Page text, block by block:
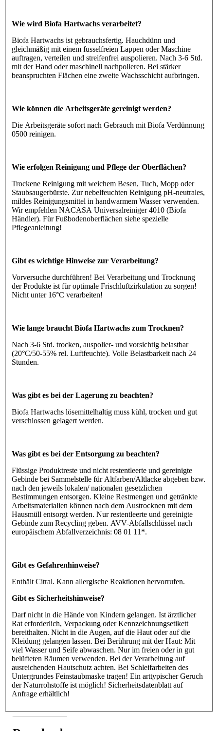
Wie wird Biofa Hartwachs verarbeitet?
Biofa Hartwachs ist gebrauchsfertig. Hauchdünn und
gleichmäßig mit einem fusselfreien Lappen oder Maschine
auftragen, verteilen und streifenfrei auspolieren. Nach 3-6 Std.
mit der Hand oder maschinell nachpolieren. Bei stärker
beanspruchten Flächen eine zweite Wachsschicht aufbringen.
Wie können die Arbeitsgeräte gereinigt werden?
Die Arbeitsgeräte sofort nach Gebrauch mit Biofa Verdünnung
0500 reinigen.
Wie erfolgen Reinigung und Pflege der Oberflächen?
Trockene Reinigung mit weichem Besen, Tuch, Mopp oder
Staubsaugerbürste. Zur nebelfeuchten Reinigung pH-neutrales,
mildes Reinigungsmittel in handwarmem Wasser verwenden.
Wir empfehlen NACASA Universalreiniger 4010 (Biofa
Händler). Für Fußbodenoberflächen siehe spezielle
Pflegeanleitung!
Gibt es wichtige Hinweise zur Verarbeitung?
Vorversuche durchführen! Bei Verarbeitung und Trocknung
der Produkte ist für optimale Frischluftzirkulation zu sorgen!
Nicht unter 16°C verarbeiten!
Wie lange braucht Biofa Hartwachs zum Trocknen?
Nach 3-6 Std. trocken, auspolier- und vorsichtig belastbar
(20°C/50-55% rel. Luftfeuchte). Volle Belastbarkeit nach 24
Stunden.
Was gibt es bei der Lagerung zu beachten?
Biofa Hartwachs lösemittelhaltig muss kühl, trocken und gut
verschlossen gelagert werden.
Was gibt es bei der Entsorgung zu beachten?
Flüssige Produktreste und nicht restentleerte und gereinigte
Gebinde bei Sammelstelle für Altfarben/Altlacke abgeben bzw.
nach den jeweils lokalen/ nationalen gesetzlichen
Bestimmungen entsorgen. Kleine Restmengen und getränkte
Arbeitsmaterialien können nach dem Austrocknen mit dem
Hausmüll entsorgt werden. Nur restentleerte und gereinigte
Gebinde zum Recycling geben. AVV-Abfallschlüssel nach
europäischem Abfallverzeichnis: 08 01 11*.
Gibt es Gefahrenhinweise?
Enthält Citral. Kann allergische Reaktionen hervorrufen.
Gibt es Sicherheitshinweise?
Darf nicht in die Hände von Kindern gelangen. Ist ärztlicher
Rat erforderlich, Verpackung oder Kennzeichnungsetikett
bereithalten. Nicht in die Augen, auf die Haut oder auf die
Kleidung gelangen lassen. Bei Berührung mit der Haut: Mit
viel Wasser und Seife abwaschen. Nur im freien oder in gut
belüfteten Räumen verwenden. Bei der Verarbeitung auf
ausreichenden Hautschutz achten. Bei Schleifarbeiten des
Untergrundes Feinstaubmaske tragen! Ein arttypischer Geruch
der Naturrohstoffe ist möglich! Sicherheitsdatenblatt auf
Anfrage erhältlich!